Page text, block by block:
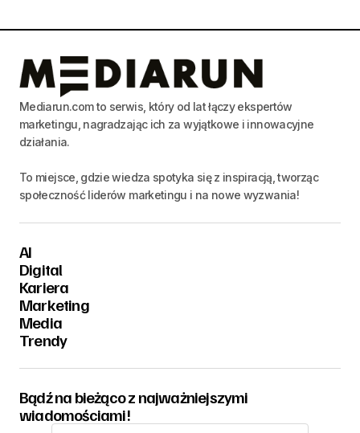
Mediarun.com to serwis, który od lat łączy ekspertów
marketingu, nagradzając ich za wyjątkowe i innowacyjne
działania.
To miejsce, gdzie wiedza spotyka się z inspiracją, tworząc
społeczność liderów marketingu i na nowe wyzwania!
AI
Digital
Kariera
Marketing
Media
Trendy
Bądź na bieżąco z najważniejszymi
wiadomościami!